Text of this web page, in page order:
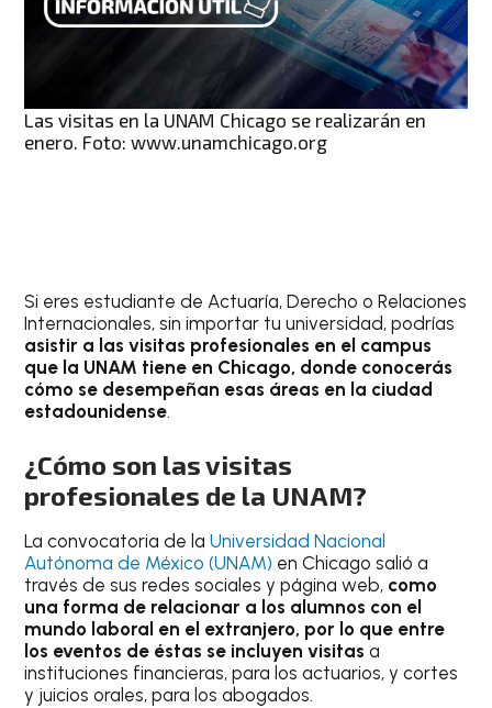
Las visitas en la UNAM Chicago se realizarán en
enero. Foto: www.unamchicago.org
Si eres estudiante de Actuaría, Derecho o Relaciones
Internacionales, sin importar tu universidad, podrías
asistir a las visitas profesionales en el campus
que la UNAM tiene en Chicago, donde conocerás
cómo se desempeñan esas áreas en la ciudad
estadounidense.
¿Cómo son las visitas
profesionales de la UNAM?
La convocatoria de laUniversidad Nacional
Autónoma de México (UNAM) en Chicago salió a
través de sus redes sociales y página web, como
una forma de relacionar a los alumnos con el
mundo laboral en el extranjero, por lo que entre
los eventos de éstas se incluyen visitas a
instituciones financieras, para los actuarios, y cortes
y juicios orales, para los abogados.